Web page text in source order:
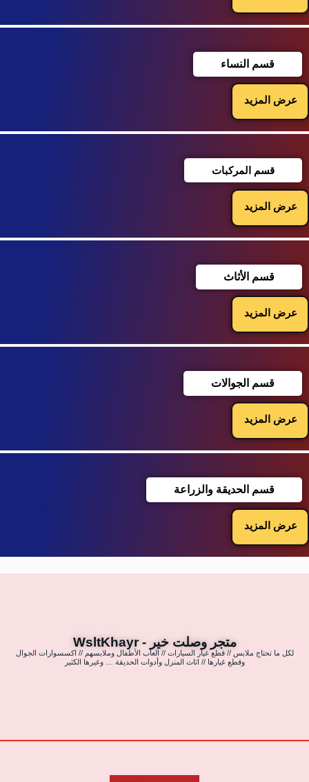
قسم النساء
عرض المزيد
قسم المركبات
عرض المزيد
قسم الأثاث
عرض المزيد
قسم الجوالات
عرض المزيد
قسم الحديقة والزراعة
عرض المزيد
متجر وصلت خير - WsltKhayr
لكل ما تحتاج ملابس // قطع غيار السيارات // العاب الأطفال وملابسهم // اكسسوارات الجوال
وقطع غيارها // اثاث المنزل وأدوات الحديقة … وغيرها الكثير